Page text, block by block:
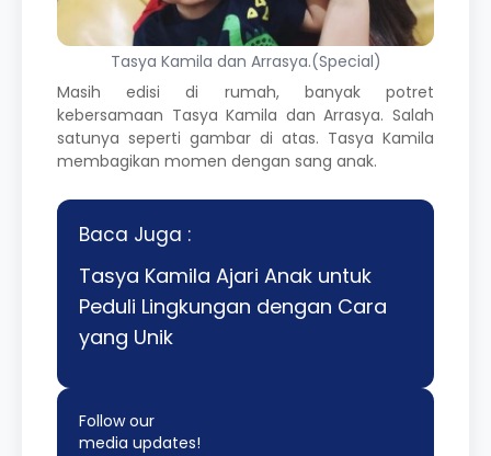
Tasya Kamila dan Arrasya.(Special)
Masih edisi di rumah, banyak potret
kebersamaan Tasya Kamila dan Arrasya. Salah
satunya seperti gambar di atas. Tasya Kamila
membagikan momen dengan sang anak.
Baca Juga :
Tasya Kamila Ajari Anak untuk
Peduli Lingkungan dengan Cara
yang Unik
Follow our
media updates!